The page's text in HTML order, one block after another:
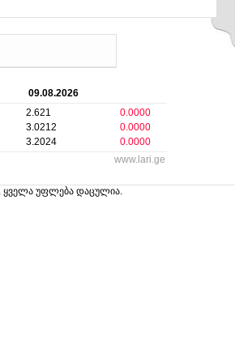
09.08.2026
2.621 0.0000
3.0212 0.0000
3.2024
0.0000
www.lari.ge
ყველა უფლება დაცულია.